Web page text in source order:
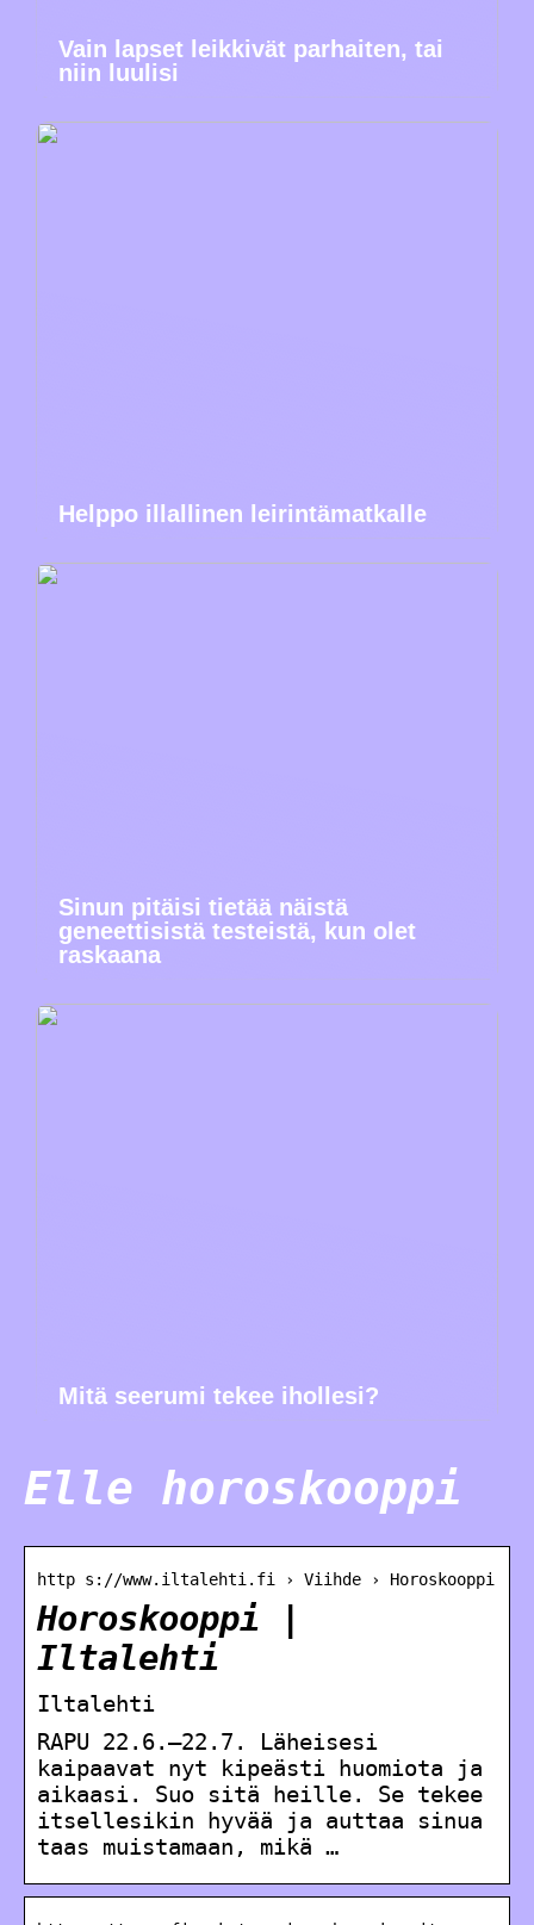
Vain lapset leikkivät parhaiten, tai
niin luulisi
Helppo illallinen leirintämatkalle
Sinun pitäisi tietää näistä
geneettisistä testeistä, kun olet
raskaana
Mitä seerumi tekee ihollesi?
Elle horoskooppi
http s://www.iltalehti.fi › Viihde › Horoskooppi
Horoskooppi |
Iltalehti
Iltalehti
RAPU 22.6.–22.7. Läheisesi
kaipaavat nyt kipeästi huomiota ja
aikaasi. Suo sitä heille. Se tekee
itsellesikin hyvää ja auttaa sinua
taas muistamaan, mikä …